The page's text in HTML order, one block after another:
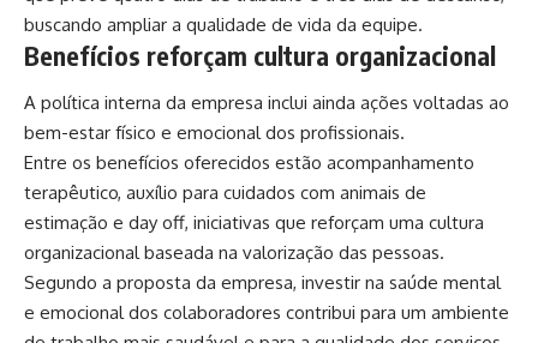
buscando ampliar a qualidade de vida da equipe.
Benefícios reforçam cultura organizacional
A política interna da empresa inclui ainda ações voltadas ao
bem-estar físico e emocional dos profissionais.
Entre os benefícios oferecidos estão acompanhamento
terapêutico, auxílio para cuidados com animais de
estimação e day off, iniciativas que reforçam uma cultura
organizacional baseada na valorização das pessoas.
Segundo a proposta da empresa, investir na saúde mental
e emocional dos colaboradores contribui para um ambiente